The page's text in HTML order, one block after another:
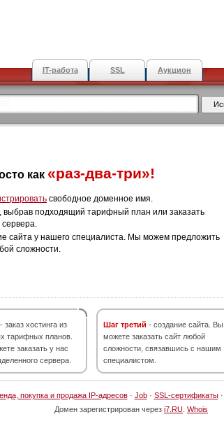
IT-работа SSL Аукцион
как «раз-два-три»!
свободное доменное имя.
выбрав подходящий тарифный план или заказать
сервера.
сайта у нашего специалиста. Мы можем предложить
сложности.
- заказ хостинга из
тарифных планов.
заказать у нас
сервера.
Шаг третий - создание сайта. Вы
можете заказать сайт любой
сложности, связавшись с нашим
специалистом.
покупка и продажа IP-адресов· Job· SSL-сертификаты·
Домен зарегистрирован через i7.RU Whois